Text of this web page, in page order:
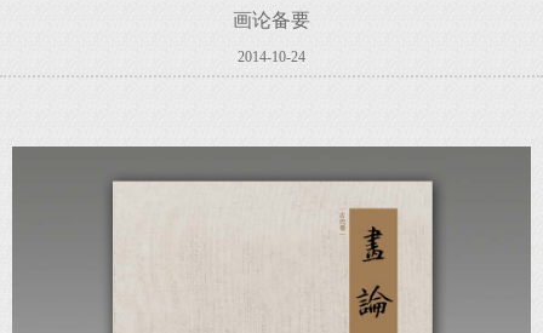
画论备要
2014-10-24